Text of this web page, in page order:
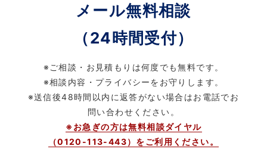
メール無料相談
（24時間受付）
※ご相談・お見積もりは何度でも無料です。
※相談内容・プライバシーをお守りします。
※送信後48時間以内に返答がない場合はお電話でお
問い合わせください。
※お急ぎの方は無料相談ダイヤル
（0120-113-443）をご利用ください。